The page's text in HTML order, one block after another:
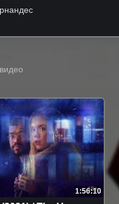
1:56:10